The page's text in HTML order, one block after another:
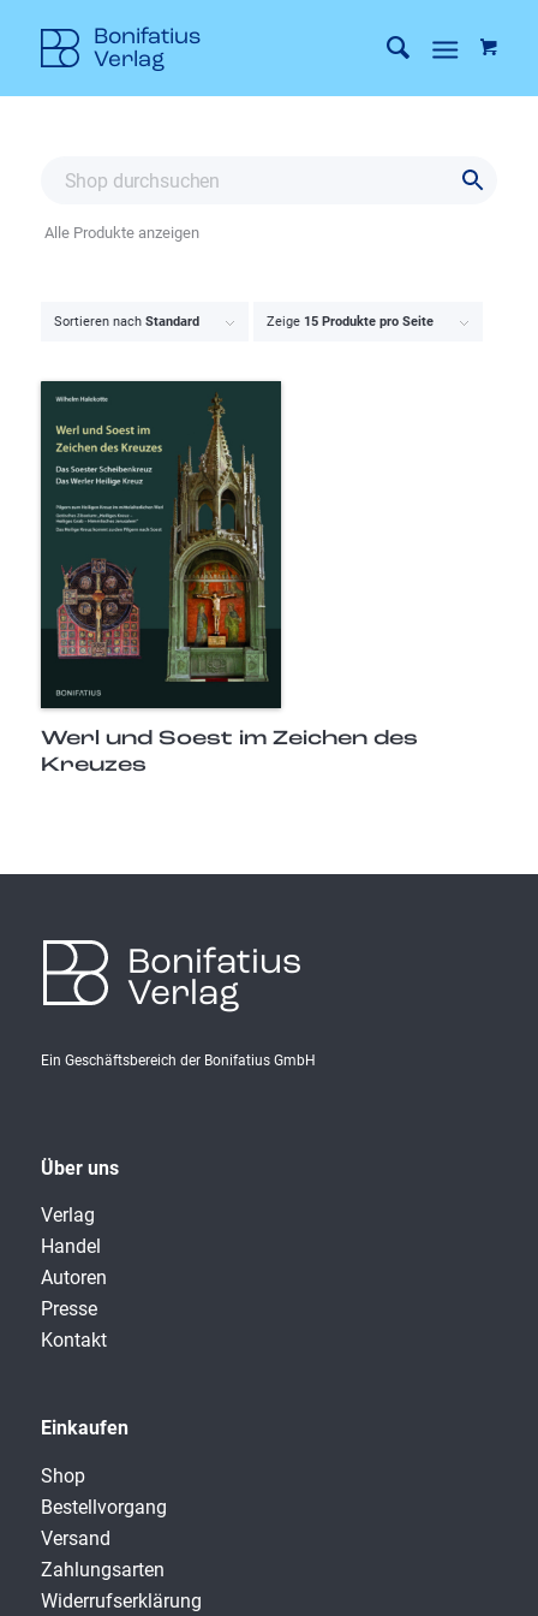
Sortieren nach Standard Zeige 15 Produkte pro Seite
Werl und Soest im Zeichen des
Kreuzes
Alle Produkte anzeigen
Bonifatius
Verlag
Ein Geschäftsbereich der Bonifatius GmbH
Über uns
Verlag
Handel
Autoren
Presse
Kontakt
Einkaufen
Shop
Bestellvorgang
Versand
Zahlungsarten
Widerrufserklärung